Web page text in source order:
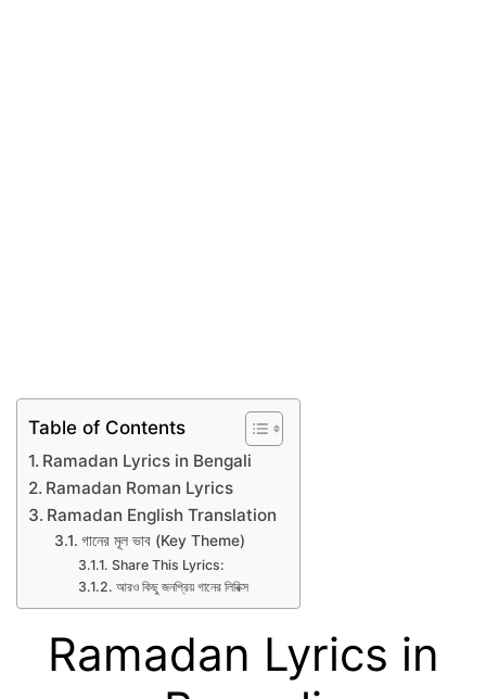
Table of Contents
Ramadan Lyrics in Bengali
Ramadan Roman Lyrics
Ramadan English Translation
গানের মূল ভাব (Key Theme)
Share This Lyrics:
আরও কিছু জনপ্রিয় গানের লিরিক্স
Ramadan Lyrics in